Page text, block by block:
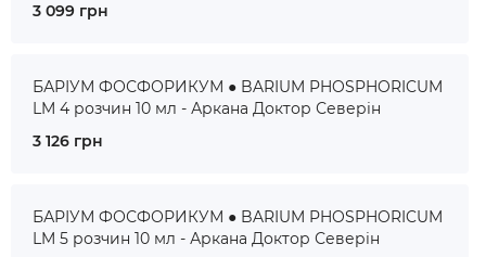
3 099 грн
БАРІУМ ФОСФОРИКУМ ● BARIUM PHOSPHORICUM
LM 4 розчин 10 мл - Аркана Доктор Северін
3 126 грн
БАРІУМ ФОСФОРИКУМ ● BARIUM PHOSPHORICUM
LM 5 розчин 10 мл - Аркана Доктор Северін